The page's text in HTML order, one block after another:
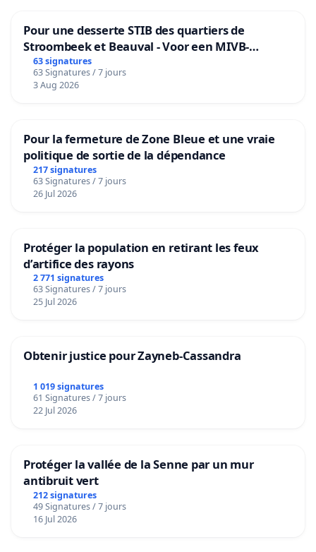
Pour une desserte STIB des quartiers de
Stroombeek et Beauval - Voor een MIVB-
bediening van de wijken Strombeek en Het
Voor
63 signatures
63 Signatures / 7 jours
3 Aug 2026
Pour la fermeture de Zone Bleue et une vraie
politique de sortie de la dépendance
217 signatures
63 Signatures / 7 jours
26 Jul 2026
Protéger la population en retirant les feux
d’artifice des rayons
2 771 signatures
63 Signatures / 7 jours
25 Jul 2026
Obtenir justice pour Zayneb-Cassandra
1 019 signatures
61 Signatures / 7 jours
22 Jul 2026
Protéger la vallée de la Senne par un mur
antibruit vert
212 signatures
49 Signatures / 7 jours
16 Jul 2026